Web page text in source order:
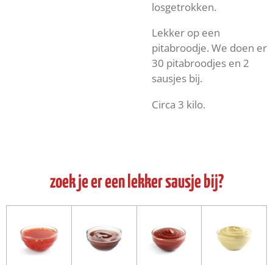
losgetrokken.
Lekker op een
pitabroodje. We doen er
30 pitabroodjes en 2
sausjes bij.
Circa 3 kilo.
zoek je er een lekker sausje bij?